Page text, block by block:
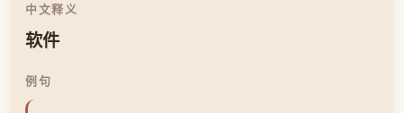
中文释义
软件
例句